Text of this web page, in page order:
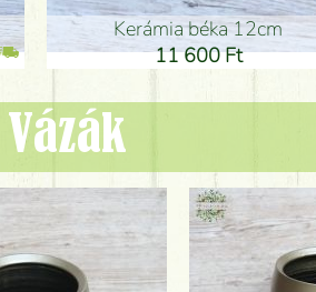
Kerámia béka 12cm
11 600 Ft
Vázák